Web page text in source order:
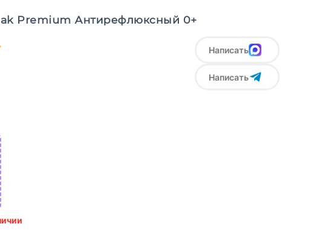
Premium Антирефлюксный 0+
Написать
Написать